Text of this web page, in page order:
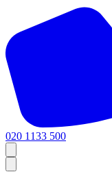
020 1133 500